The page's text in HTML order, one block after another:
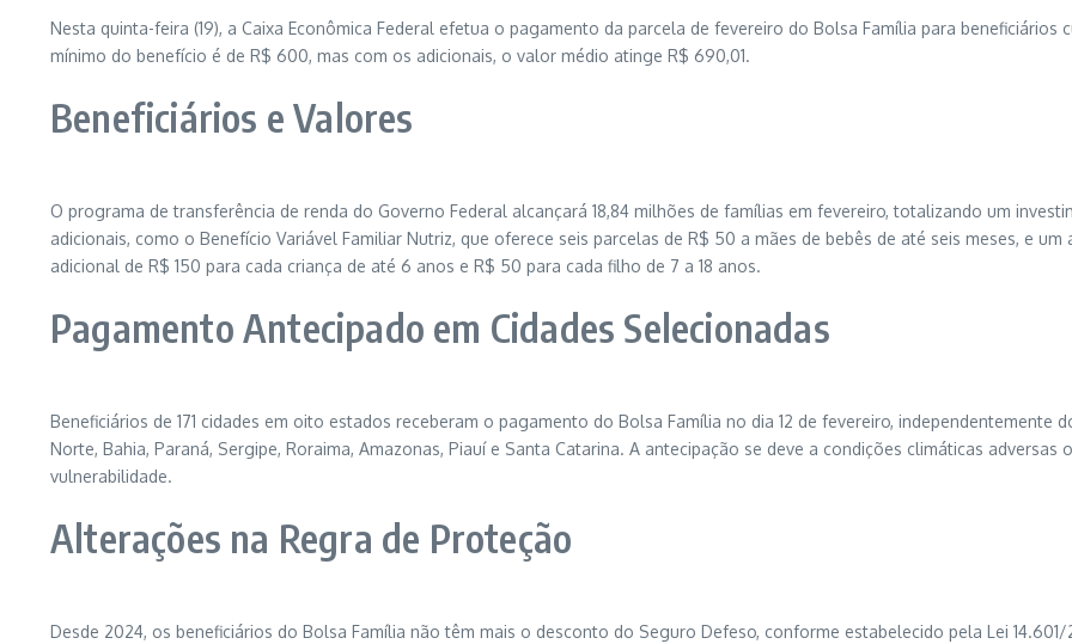
Nesta quinta-feira (19), a Caixa Econômica Federal efetua o pagamento da parcela de fevereiro do Bolsa Família para beneficiários
mínimo do benefício é de R$ 600, mas com os adicionais, o valor médio atinge R$ 690,01.
Beneficiários e Valores
O programa de transferência de renda do Governo Federal alcançará 18,84 milhões de famílias em fevereiro, totalizando um
adicionais, como o Benefício Variável Familiar Nutriz, que oferece seis parcelas de R$ 50 a mães de bebês de até seis meses, e
adicional de R$ 150 para cada criança de até 6 anos e R$ 50 para cada filho de 7 a 18 anos.
Pagamento Antecipado em Cidades Selecionadas
Beneficiários de 171 cidades em oito estados receberam o pagamento do Bolsa Família no dia 12 de fevereiro, independentemente
Norte, Bahia, Paraná, Sergipe, Roraima, Amazonas, Piauí e Santa Catarina. A antecipação se deve a condições climáticas
vulnerabilidade.
Alterações na Regra de Proteção
Desde 2024, os beneficiários do Bolsa Família não têm mais o desconto do Seguro Defeso, conforme estabelecido pela Lei